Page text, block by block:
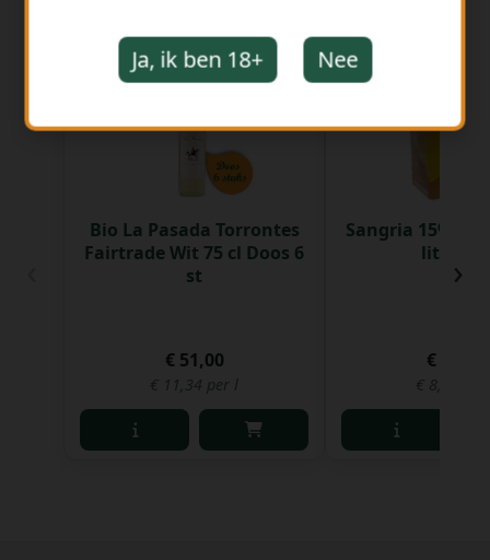
Bio La Pasada Torrontes
Fairtrade Wit 75 cl Doos 6
st
€ 51,00
€ 11,34 per l
Sangria 15%
liter Vat
€ 25,65
€ 8,55
›
Ja, ik ben 18+ Nee